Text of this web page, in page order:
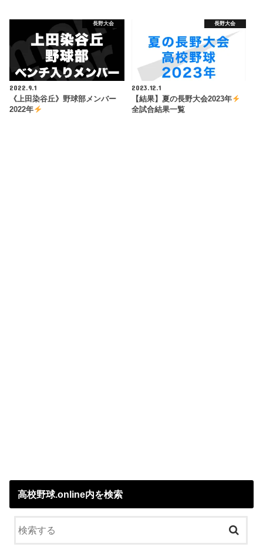
長野大会
2022.9.1
《上田染谷丘》野球部メンバー
2022年
長野大会
2023.12.1
【結果】夏の長野大会2023年
全試合結果一覧
高校野球.online内を検索